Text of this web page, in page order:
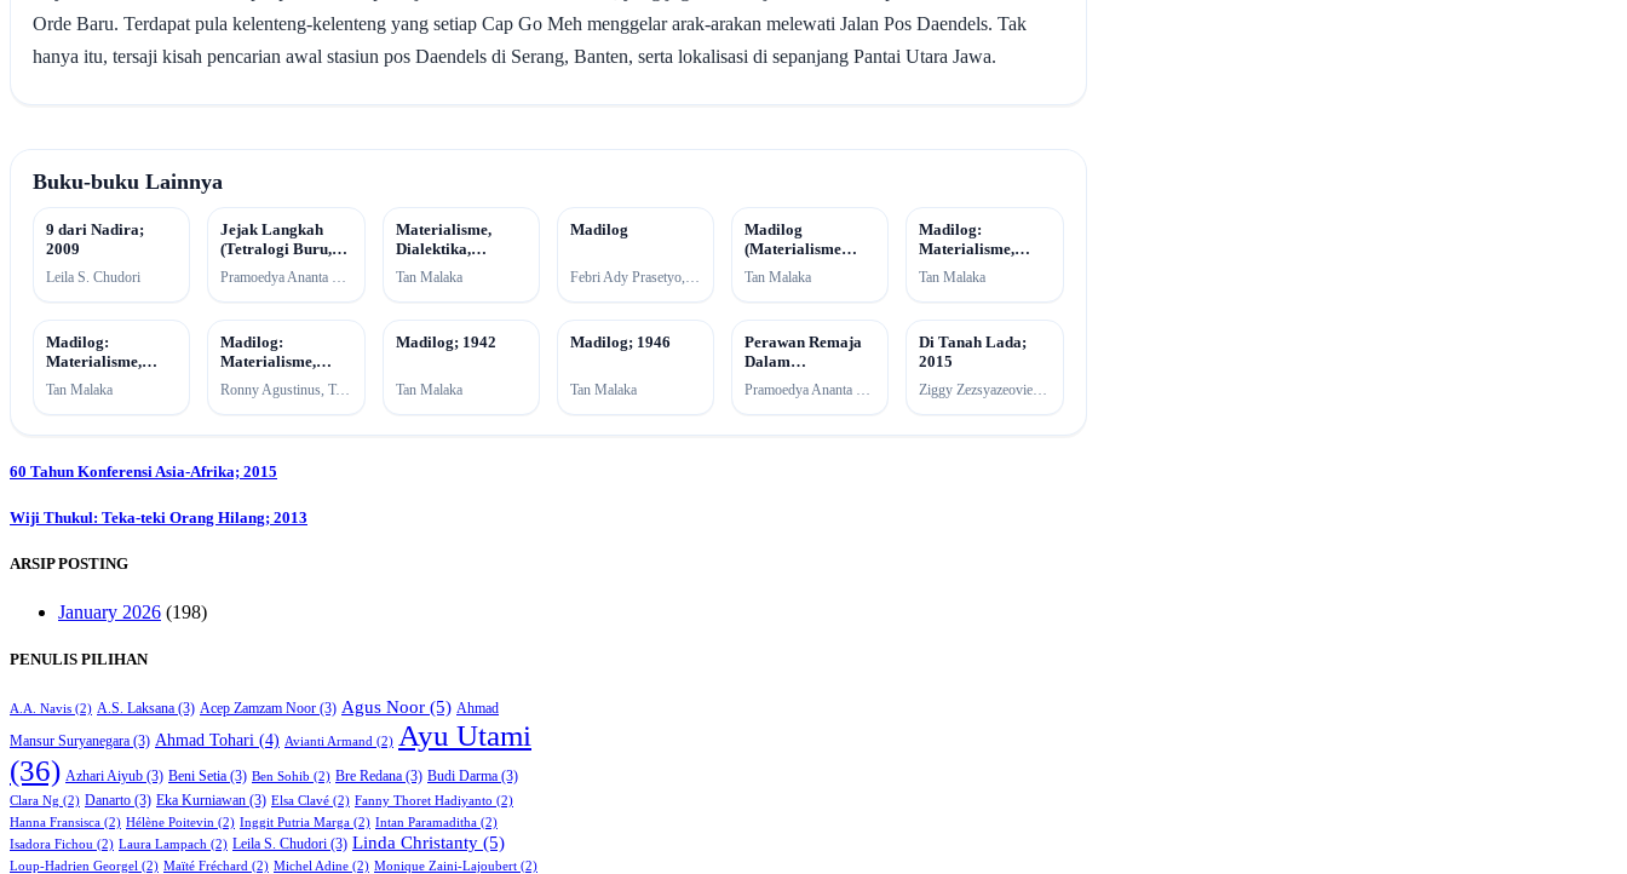
Orde Baru. Terdapat pula kelenteng-kelenteng yang setiap Cap Go Meh menggelar arak-arakan melewati Jalan Pos Daendels. Tak
hanya itu, tersaji kisah pencarian awal stasiun pos Daendels di Serang, Banten, serta lokalisasi di sepanjang Pantai Utara Jawa.
Buku-buku Lainnya
9 dari Nadira;
2009
Leila S. Chudori
Jejak Langkah
(Tetralogi Buru,
#3); 2007
Pramoedya Ananta Toer
Materialisme,
Dialektika,
Logika; 1951
Tan Malaka
Madilog
Febri Ady Prasetyo, Gita Karisma, Tan Malaka
Madilog
(Materialisme
Dialektika
Logika); 2008
Tan Malaka
Madilog:
Materialisme,
Dialektika,
Logika; 1946
Tan Malaka
Madilog:
Materialisme,
Dialektika, dan
Logika; 1942
Tan Malaka
Madilog:
Materialisme,
dialektika, logika
(Seri pemikiran
nasional); 1946
Ronny Agustinus, Tan Malaka
Madilog; 1942
Tan Malaka
Madilog; 1946
Tan Malaka
Perawan Remaja
Dalam
Cengkeraman
Militer
(Indonesian
Edition); 2001
Pramoedya Ananta Toer
Di Tanah Lada;
2015
Ziggy Zezsyazeoviennazabrizkie
Post
navigation
60 Tahun Konferensi Asia-Afrika; 2015
Wiji Thukul: Teka-teki Orang Hilang; 2013
ARSIP POSTING
January 2026 (198)
PENULIS PILIHAN
A.A. Navis (2) A.S. Laksana (3) Acep Zamzam Noor (3) Agus Noor (5) Ahmad
Mansur Suryanegara (3) Ahmad Tohari (4) Avianti Armand (2) Ayu Utami
(36) Azhari Aiyub (3) Beni Setia (3) Ben Sohib (2) Bre Redana (3) Budi Darma (3)
Clara Ng (2) Danarto (3) Eka Kurniawan (3) Elsa Clavé (2) Fanny Thoret Hadiyanto (2)
Hanna Fransisca (2) Hélène Poitevin (2) Inggit Putria Marga (2) Intan Paramaditha (2)
Isadora Fichou (2) Laura Lampach (2) Leila S. Chudori (3) Linda Christanty (5)
Loup-Hadrien Georgel (2) Maïté Fréchard (2) Michel Adine (2) Monique Zaini-Lajoubert (2)